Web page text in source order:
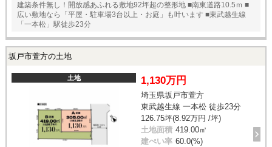
建築条件無し！開放感あふれる敷地92坪超の整形地 ■南東道路10.5ｍ ■
広い敷地なら「平屋・駐車場3台以上・お庭」も叶います ■東武越生線
「一本松」駅徒歩23分
坂戸市萱方の土地
土地 1,130万円
埼玉県坂戸市萱方
東武越生線 一本松 徒歩23分
126.75坪(8.92万円 /坪)
土地面積 419.00㎡
建ぺい率 60.0(%)